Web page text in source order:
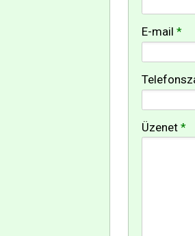
-
E-mail *
Üzenet *